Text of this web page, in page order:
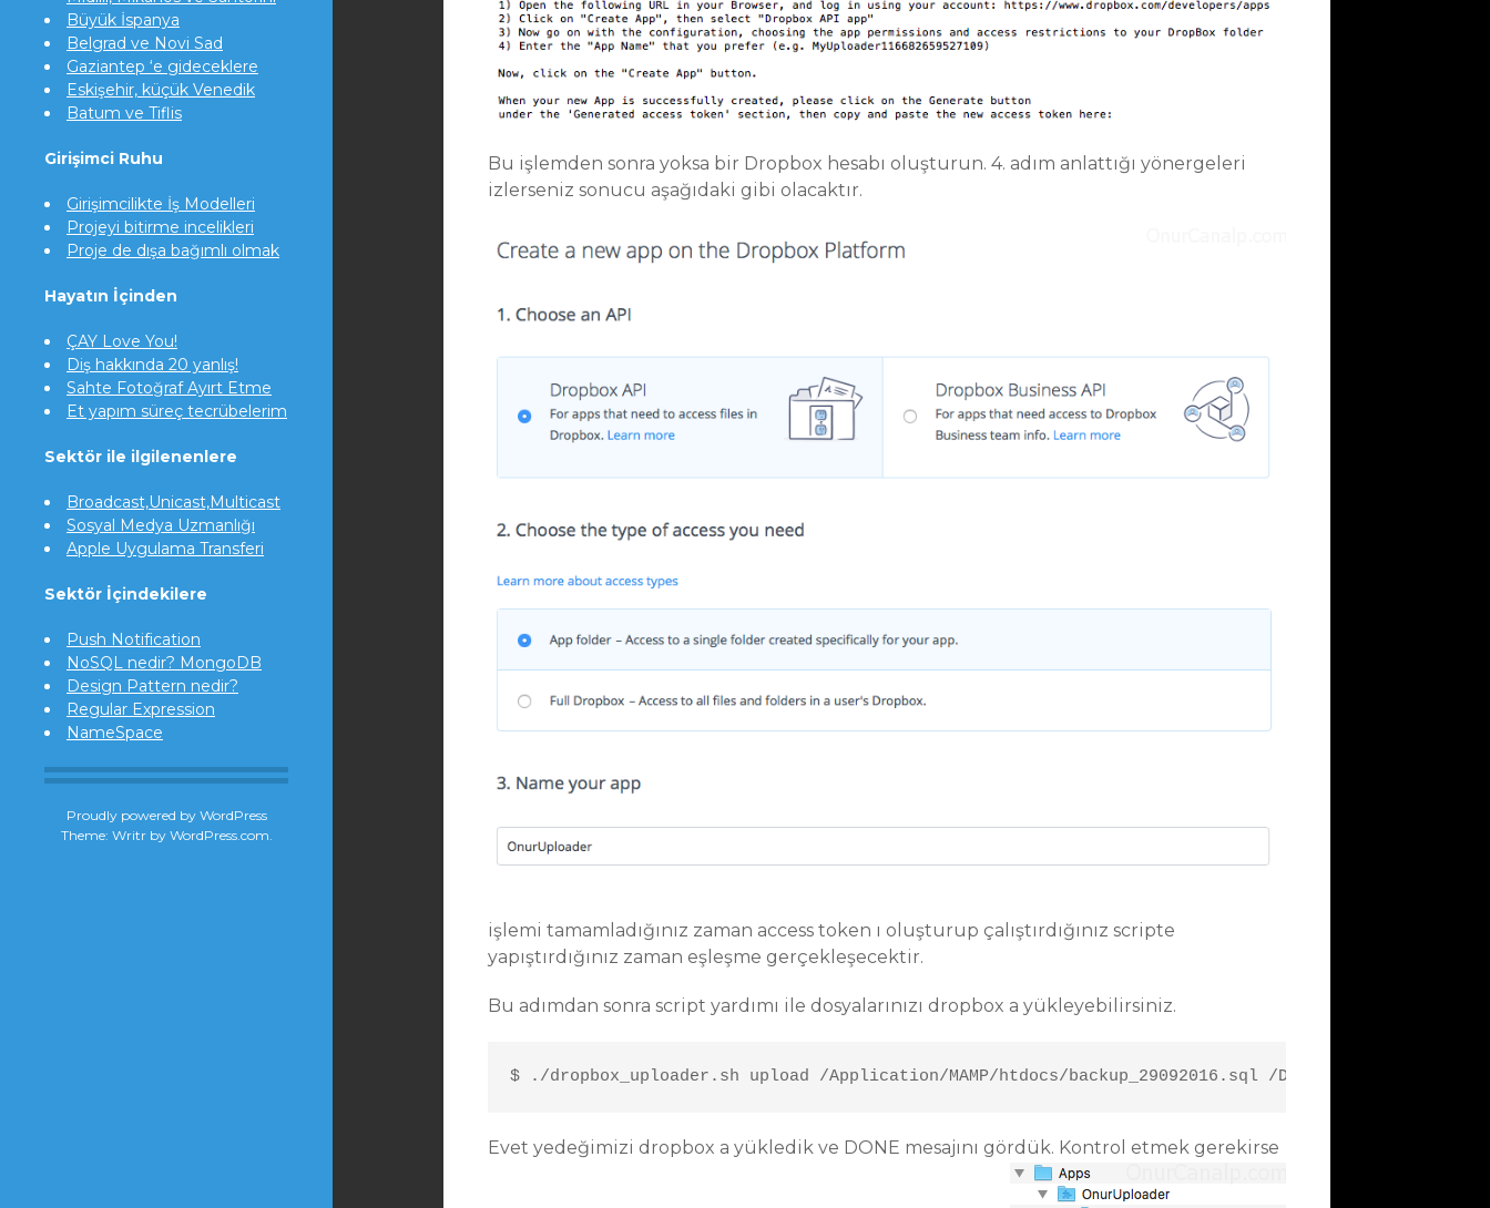
Büyük İspanya
Belgrad ve Novi Sad
Gaziantep ‘e gideceklere
Eskişehir, küçük Venedik
Batum ve Tiflis
Girişimci Ruhu
Girişimcilikte İş Modelleri
Projeyi bitirme incelikleri
Proje de dışa bağımlı olmak
Hayatın İçinden
ÇAY Love You!
Diş hakkında 20 yanlış!
Sahte Fotoğraf Ayırt Etme
Et yapım süreç tecrübelerim
Sektör ile ilgilenenlere
Broadcast,Unicast,Multicast
Sosyal Medya Uzmanlığı
Apple Uygulama Transferi
Sektör İçindekilere
Push Notification
NoSQL nedir? MongoDB
Design Pattern nedir?
Regular Expression
NameSpace
Proudly powered by WordPress
Theme: Writr by WordPress.com.
Bu işlemden sonra yoksa bir Dropbox hesabı oluşturun. 4. adım anlattığı yönergeleri
izlerseniz sonucu aşağıdaki gibi olacaktır.
işlemi tamamladığınız zaman access token ı oluşturup çalıştırdığınız scripte
yapıştırdığınız zaman eşleşme gerçekleşecektir.
Bu adımdan sonra script yardımı ile dosyalarınızı dropbox a yükleyebilirsiniz.
$ ./dropbox_uploader.sh upload /Application/MAMP/htdocs/backup_29092016.sql /DB-Backup/
Evet yedeğimizi dropbox a yükledik ve DONE mesajını gördük. Kontrol etmek gerekirse